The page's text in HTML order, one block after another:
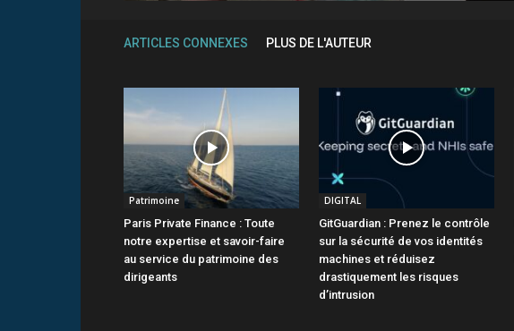
ARTICLES CONNEXES PLUS DE L'AUTEUR
Patrimoine
Paris Private Finance : Toute
notre expertise et savoir-faire
au service du patrimoine des
dirigeants
DIGITAL
GitGuardian : Prenez le contrôle
sur la sécurité de vos identités
machines et réduisez
drastiquement les risques
d’intrusion